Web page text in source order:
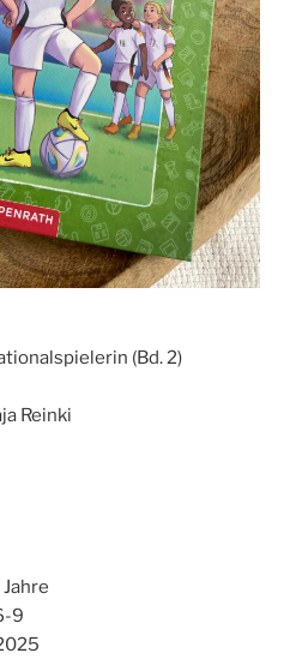
(Bd. 2)
Reinki
9